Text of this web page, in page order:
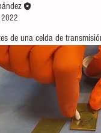
2022
de una celda de